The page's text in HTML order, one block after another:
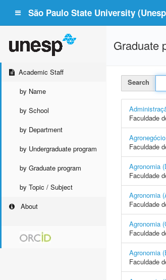
São Paulo State University
Academic Staff
by Name
by School
by Department
by Undergraduate program
by Graduate program
by Topic / Subject
About
Graduate
Search
Faculdade
Faculdade
Agronomia
Faculdade
Agronomia
Faculdade
Agronomia
Faculdade
Agronomia
Faculdade